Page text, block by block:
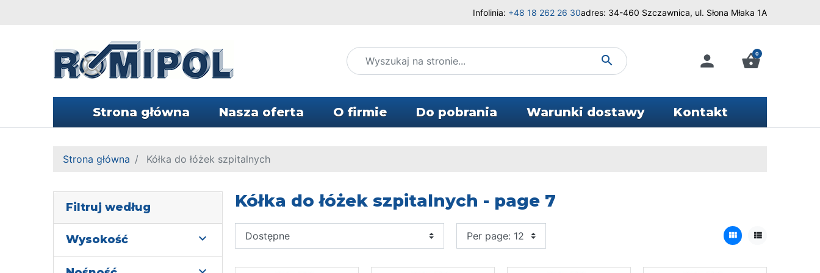
Infolinia: +48 18 262 26 30adres: 34-460 Szczawnica, ul. Słona Młaka 1A
search person shopping_basket
0
Strona główna Nasza oferta O firmie Do pobrania Warunki dostawy Kontakt
Strona główna Kółka do łóżek szpitalnych
Filtruj według
Wysokość 
Kółka do łóżek szpitalnych - page 7
view_module view_list